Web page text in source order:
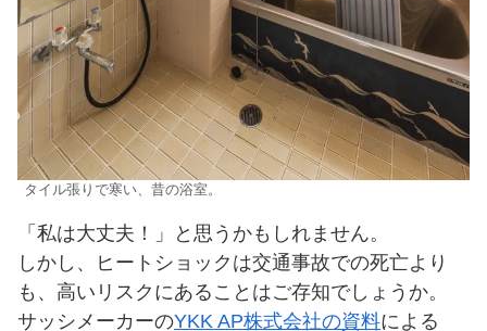
タイル張りで寒い、昔の浴室。
「私は大丈夫！」と思うかもしれません。
しかし、ヒートショックは交通事故での死亡より
も、高いリスクにあることはご存知でしょうか。
サッシメーカーのYKK AP株式会社の資料による